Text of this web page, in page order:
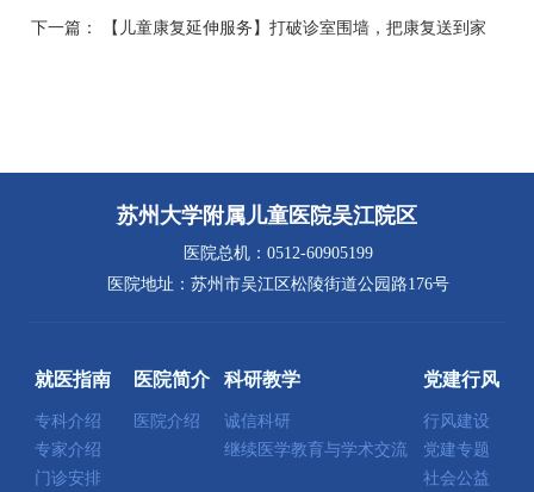
下一篇： 【儿童康复延伸服务】打破诊室围墙，把康复送到家
苏州大学附属儿童医院吴江院区
医院总机：0512-60905199
医院地址：苏州市吴江区松陵街道公园路176号
就医指南
专科介绍
专家介绍
门诊安排
医院简介
医院介绍
科研教学
诚信科研
继续医学教育与学术交流
党建行风
行风建设
党建专题
社会公益